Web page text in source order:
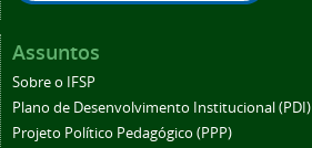
Assuntos
Sobre o IFSP
Plano de Desenvolvimento Institucional (PDI)
Projeto Político Pedagógico (PPP)